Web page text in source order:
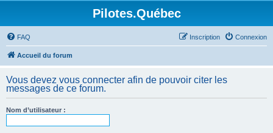
Pilotes.Québec
FAQ Connexion
Inscription
Accueil du forum
Vous devez vous connecter afin de pouvoir citer les
messages de ce forum.
Nom d’utilisateur :